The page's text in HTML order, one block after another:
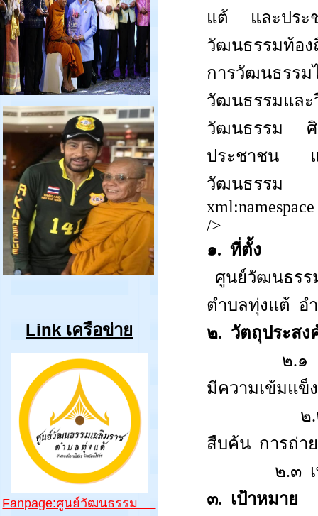
Link เครือข่าย
Fanpage:ศูนย์วัฒนธรรม
แต้ และประช
วัฒนธรรมท้อง
การวัฒนธรร
วัฒนธรรมแล
วัฒนธรรม ศิ
ประชาชน แล
วัฒนธรรม ต
/>
๑. ที่ตั้ง
ศนย์วัฒนธรร
ตำบลทุ่งแต้
อ
๒. วัตถุประสง
๒.๑
มีความเข้มแข็
๒
สืบค้น การถ่า
๒.๓
๓. เป้าหมาย